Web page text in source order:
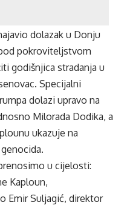
dolazak u Donju
pokroviteljstvom
godišnjica stradanja u
Specijalni
dolazi upravo na
Milorada Dodika, a
ukazuje na
u cijelosti:
Kaploun,
Emir Suljagić, direktor